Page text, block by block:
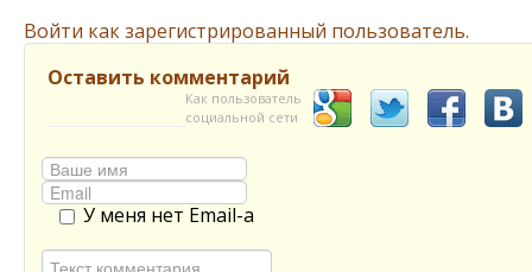
Войти как зарегистрированный пользователь.
Оставить комментарий
Как пользователь
социальной сети
У меня нет Email-а